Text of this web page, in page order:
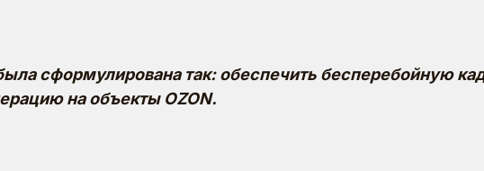
сформулирована так: обеспечить бесперебойную
на объекты OZON.